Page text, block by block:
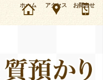
イズを1万4000円で買取しました。任
豊中の質屋マルカにお任せ下さい。
ホーム アクセス お問合せ